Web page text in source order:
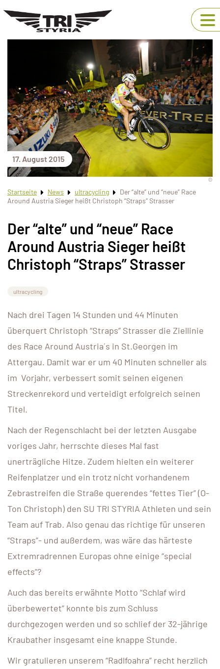
17. August 2015
©
Startseite News ultracycling
Der “alte” und “neue” Race
Around Austria Sieger heißt Christoph “Straps” Strasser
Der “alte” und “neue” Race
Around Austria Sieger heißt
Christoph “Straps” Strasser
ultracycling
Nach drei Tagen 14 Stunden und 44 Minuten
überquert Christoph “Straps” Strasser die Ziellinie
des Race Around Austria´s in St.Georgen im
Attergau. Damit war er um 40 Minuten schneller als
im Vorjahr, verbessert somit seinen eigenen
Streckenrekord und verteidigt erfolgreich seinen
Titel.
Nach der Regenschlacht bei der letzten Ausgabe
voriges Jahr, herrschte dieses Mal fast
unerträgliche Hitze. Zudem hielten ein weiterer
Reifenplatzer und ein trotz nicht vorhandenem
Zebrastreifen die Straße querendes “fettes Tier” (O-
Ton Christoph) den SU TRI STYRIA Athleten und sein
Team auf Trab. Also genau das richtige für unseren
“Straps”- und außerdem, was wäre das härteste
Extremradrennen Europas ohne einige “special
effects”?
Auch das bereits erwähnte Motto “Schlaf wird
überbewertet” konnte bis zum Schluss
durchgezogen werden und so schlief der 32-jährige
Kraubather insgesamt eine knappe Stunde.
Wir gratulieren unserem “Radlfoahra” recht herzlich